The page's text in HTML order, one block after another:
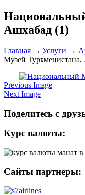
Ашхабад (1)
Главная → Услуги →
Музей Туркменистана,
Previous Image
Next Image
Поделитесь с
Курс валюты:
Сайты партнеры: